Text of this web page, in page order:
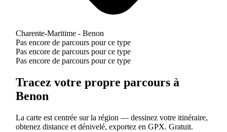
Charente-Maritime - Benon
Pas encore de parcours pour ce type
Pas encore de parcours pour ce type
Pas encore de parcours pour ce type
Tracez votre propre parcours à
Benon
La carte est centrée sur la région — dessinez votre itinéraire,
obtenez distance et dénivelé, exportez en GPX. Gratuit.